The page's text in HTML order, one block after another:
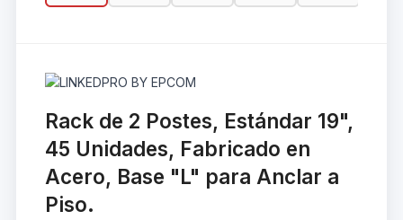
Rack de 2 Postes, Estándar 19",
45 Unidades, Fabricado en
Acero, Base "L" para Anclar a
Piso.